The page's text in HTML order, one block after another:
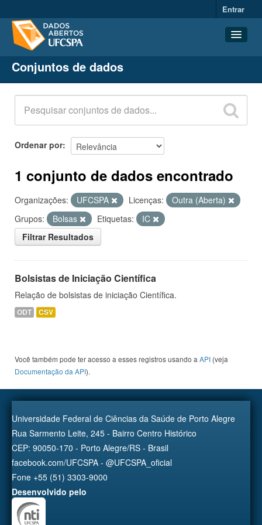
Entrar
Conjuntos de dados
Organizações
Grupos
Sobre
Conjuntos de dados
Ordenar por
1 conjunto de dados encontrado
Organizações: UFCSPA Licenças:
Outra (Aberta)
Grupos:
Bolsas Etiquetas:
IC
Filtrar Resultados
Bolsistas de Iniciação Científica
Relação de bolsistas de iniciação Científica.
ODT CSV
Você também pode ter acesso a esses registros usando a API (veja
Documentação da API).
Universidade Federal de Ciências da Saúde de Porto Alegre
Rua Sarmento Leite, 245 - Bairro Centro Histórico
CEP: 90050-170 - Porto Alegre/RS - Brasil
facebook.com/UFCSPA - @UFCSPA_oficial
Fone +55 (51) 3303-9000
Desenvolvido pelo